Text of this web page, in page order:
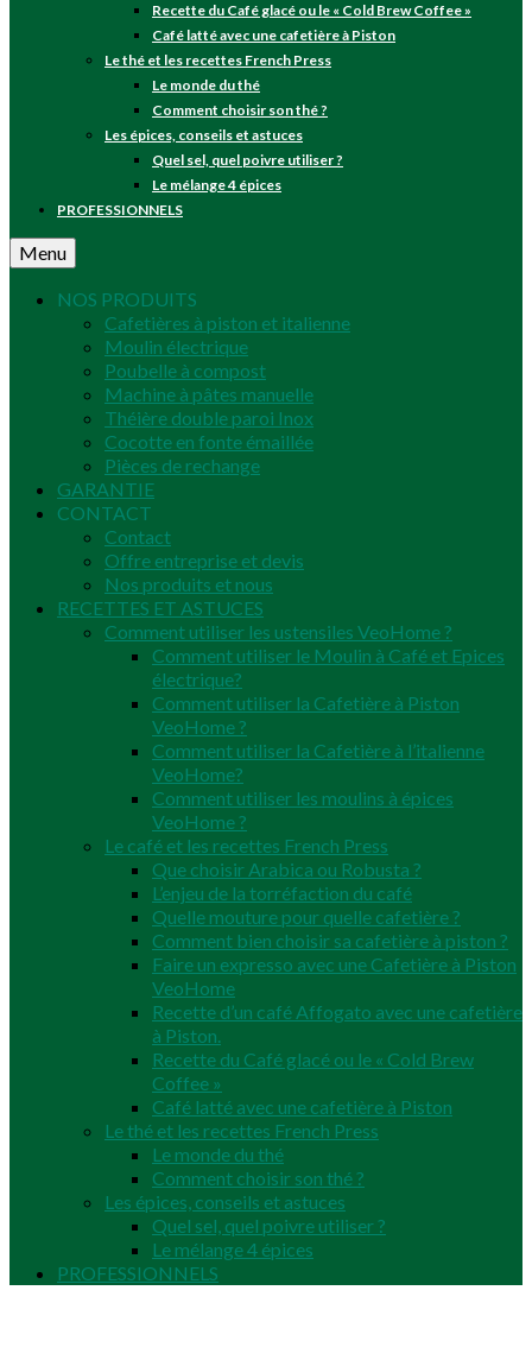
Recette du Café glacé ou le « Cold Brew Coffee »
Café latté avec une cafetière à Piston
Le thé et les recettes French Press
Le monde du thé
Comment choisir son thé ?
Les épices, conseils et astuces
Quel sel, quel poivre utiliser ?
Le mélange 4 épices
PROFESSIONNELS
Menu
NOS PRODUITS
Cafetières à piston et italienne
Moulin électrique
Poubelle à compost
Machine à pâtes manuelle
Théière double paroi Inox
Cocotte en fonte émaillée
Pièces de rechange
GARANTIE
CONTACT
Contact
Offre entreprise et devis
Nos produits et nous
RECETTES ET ASTUCES
Comment utiliser les ustensiles VeoHome ?
Comment utiliser le Moulin à Café et Epices
électrique?
Comment utiliser la Cafetière à Piston
VeoHome ?
Comment utiliser la Cafetière à l’italienne
VeoHome?
Comment utiliser les moulins à épices
VeoHome ?
Le café et les recettes French Press
Que choisir Arabica ou Robusta ?
L’enjeu de la torréfaction du café
Quelle mouture pour quelle cafetière ?
Comment bien choisir sa cafetière à piston ?
Faire un expresso avec une Cafetière à Piston
VeoHome
Recette d’un café Affogato avec une cafetière
à Piston.
Recette du Café glacé ou le « Cold Brew
Coffee »
Café latté avec une cafetière à Piston
Le thé et les recettes French Press
Le monde du thé
Comment choisir son thé ?
Les épices, conseils et astuces
Quel sel, quel poivre utiliser ?
Le mélange 4 épices
PROFESSIONNELS